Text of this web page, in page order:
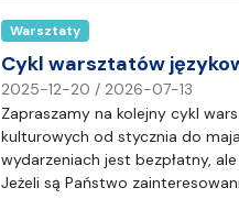
n
Warsztaty
Cykl warsztatów
2025-12-20 / 2026-07-13
a
p
i
s
Zapraszamy na kolejny cykl
kulturowych od stycznia do
wydarzeniach jest bezpłatny,
Jeżeli są Państwo